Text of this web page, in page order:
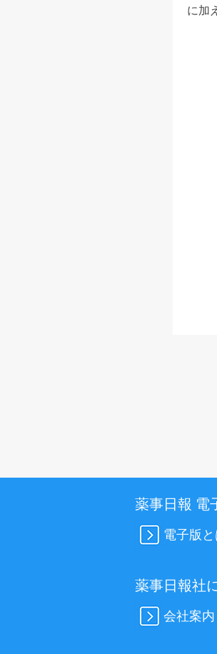
に加
薬事日報 電
電子版
薬事日報社
会社案内